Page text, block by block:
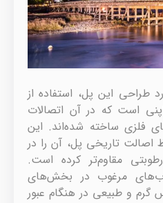
طراحی این پل، استفاده از
است که در آن اتصالات
فلزی ساخته شده‌اند. این
تاریخی پل، آن را در
مقاوم‌تر کرده است.
مرغوب در بخش‌های
گرم و طبیعی در هنگام عبور